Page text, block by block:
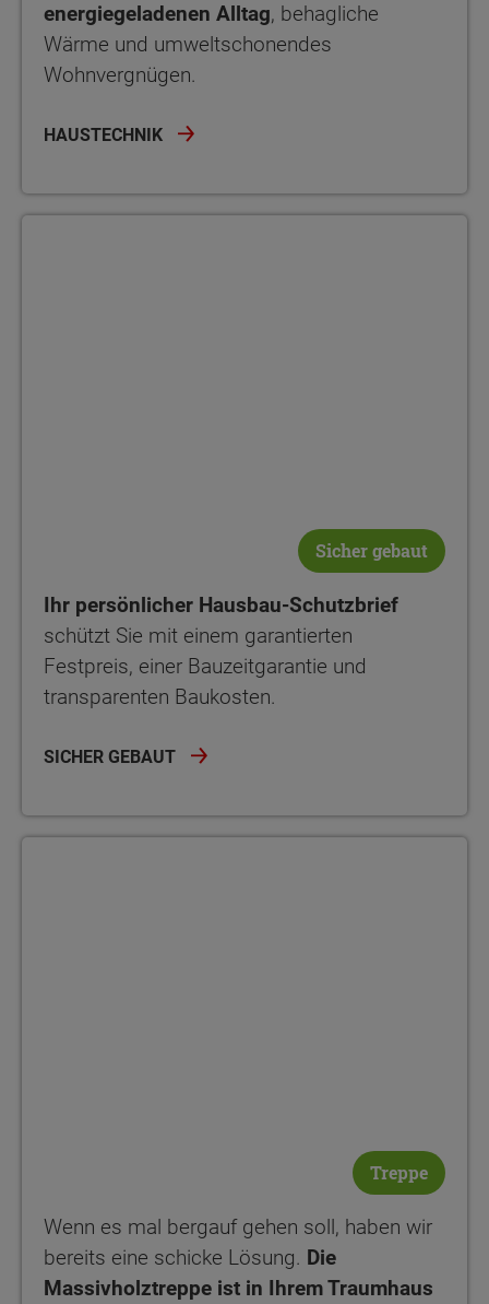
energiegeladenen Alltag, behagliche
Wärme und umweltschonendes
Wohnvergnügen.
HAUSTECHNIK
Sicher gebaut
Ihr persönlicher Hausbau-Schutzbrief
schützt Sie mit einem garantierten
Festpreis, einer Bauzeitgarantie und
transparenten Baukosten.
SICHER GEBAUT
Treppe
Wenn es mal bergauf gehen soll, haben wir
bereits eine schicke Lösung. Die
Massivholztreppe ist in Ihrem Traumhaus